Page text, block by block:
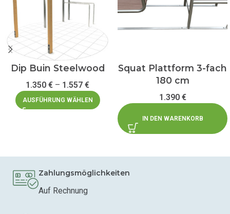
Dip Buin Steelwood
1.350 € – 1.557 €
AUSFÜHRUNG WÄHLEN
Squat Plattform 3-fach
180 cm
1.390 €
IN DEN WARENKORB
Zahlungsmöglichkeiten
Auf Rechnung